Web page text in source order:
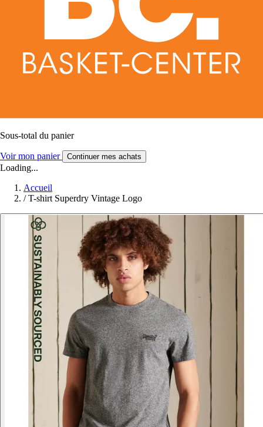
Sous-total du panier
Voir mon panier Continuer mes achats
Loading...
Accueil
/ T-shirt Superdry Vintage Logo